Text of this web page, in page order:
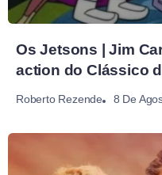
Os Jetsons | Jim
action do Clássico
Roberto Rezende 8 De